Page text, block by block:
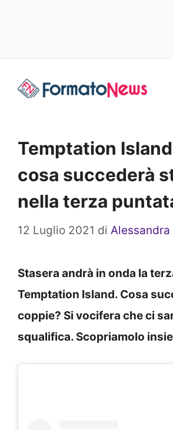
Temptation
cosa succederà
nella terza
12 Luglio 2021 di
Stasera andrà in onda la
Temptation Island. Cosa
coppie? Si vocifera che ci
squalifica. Scopriamolo